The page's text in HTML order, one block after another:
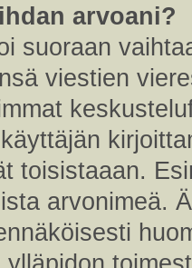
arvoani?
suoraan
viestien
toisistaaan.
arvonimeä.